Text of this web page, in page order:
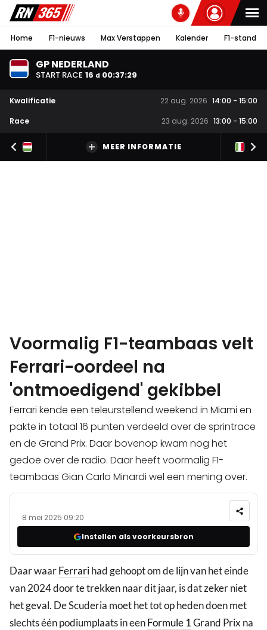
Home F1-nieuws Max Verstappen Kalender F1-stand
GP NEDERLAND
START RACE 16 d 00:37:28
Kwalificatie 22 aug. 2026 14:00 - 15:00
Race
23 aug. 2026 13:00 - 15:00
MEER INFORMATIE
Voormalig F1-teambaas velt
Ferrari-oordeel na
'ontmoedigend' gekibbel
Ferrari kende een teleurstellend weekend in Miami en
pakte in totaal 16 punten verdeeld over de sprintrace
en de Grand Prix. Daar bovenop kwam nog het
gedoe over de radio. Daar heeft voormalig F1-
teambaas Gian Carlo Minardi wel een mening over.
8 mei 2025 09:20
Instellen als voorkeursbron
Daar waarFerrarihad gehoopt om de lijn van het einde
van 2024 door te trekken naar dit jaar, is dat zeker niet
het geval. De Scuderia moet het tot op heden doen met
slechts één podiumplaats in eenFormule 1Grand Prix na